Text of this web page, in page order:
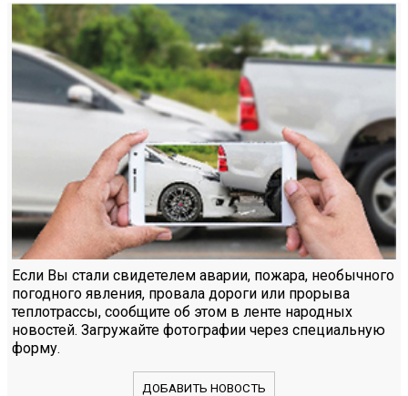
Если Вы стали свидетелем аварии, пожара, необычного
погодного явления, провала дороги или прорыва
теплотрассы, сообщите об этом в ленте народных
новостей. Загружайте фотографии через специальную
форму.
ДОБАВИТЬ НОВОСТЬ